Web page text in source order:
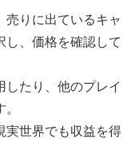
売りに出ているキャ
し、価格を確認して
したり、他のプレイ
実世界でも収益を得